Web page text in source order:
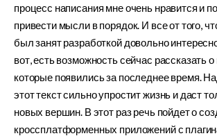
процесс написания мне очень нравится и
привести мысли в порядок. И все от того,
был занят разработкой довольно
вот, есть возможность сейчас рассказать
которые появились за последнее время.
этот текст сильно упростит жизнь и даст
новых вершин. В этот раз речь пойдет о
кроссплатформенных приложений с